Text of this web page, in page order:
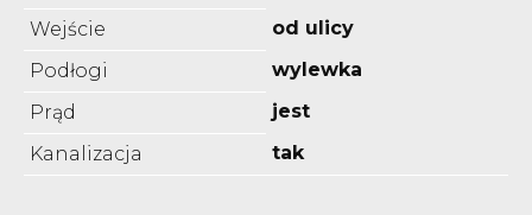
Wejście
od ulicy
Podłogi
wylewka
Prąd
jest
Kanalizacja
tak